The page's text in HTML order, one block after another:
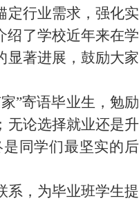
定行业需求，强化实
绍了学校近年来在学
显著进展，鼓励大家
”寄语毕业生 ， 勉励
；无论选择就业还是升
同学们最坚实的后
系，为毕业班学生提